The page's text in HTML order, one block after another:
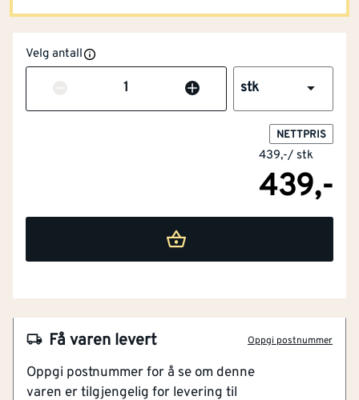
Velg antall
Antall stk
NETTPRIS
439,-/ stk
439,-
Få varen levert Oppgi postnummer
Oppgi postnummer for å se om denne
varen er tilgjengelig for levering til
NOBB
60011360
Artikkelnummer 101405976